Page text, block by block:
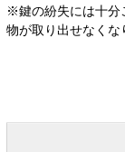
※鍵の紛失には十分
物が取り出せなくな